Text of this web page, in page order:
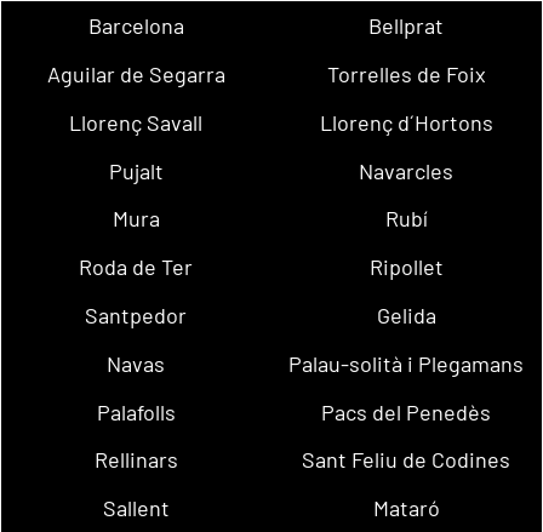
Barcelona
Bellprat
Aguilar de Segarra
Torrelles de Foix
Llorenç Savall
Llorenç d´Hortons
Pujalt
Navarcles
Mura
Rubí
Roda de Ter
Ripollet
Santpedor
Gelida
Navas
Palau-solità i Plegamans
Palafolls
Pacs del Penedès
Rellinars
Sant Feliu de Codines
Sallent
Mataró